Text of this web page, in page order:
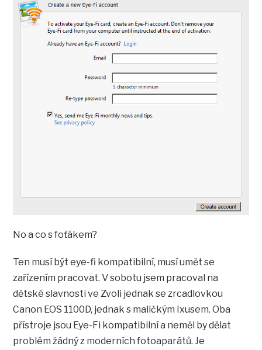
No a co s foťákem?
Ten musí být eye-fi kompatibilní, musí umět se
zařízením pracovat. V sobotu jsem pracoval na
dětské slavnosti ve Zvoli jednak se zrcadlovkou
Canon EOS 1100D, jednak s maličkým Ixusem. Oba
přístroje jsou Eye-Fi kompatibilní a neměl by dělat
problém žádný z moderních fotoaparátů. Je